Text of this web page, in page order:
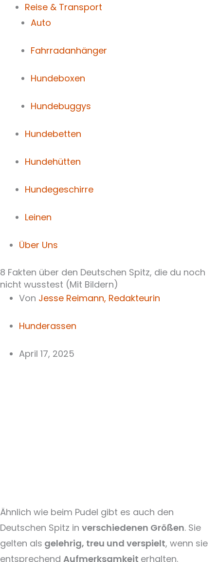
Reise & Transport
Auto
Fahrradanhänger
Hundeboxen
Hundebuggys
Hundebetten
Hundehütten
Hundegeschirre
Leinen
Über Uns
8 Fakten über den Deutschen Spitz, die du noch
nicht wusstest (Mit Bildern)
Von Jesse Reimann, Redakteurin
Hunderassen
April 17, 2025
Ähnlich wie beim Pudel gibt es auch den
Deutschen Spitz in verschiedenen Größen. Sie
gelten als gelehrig, treu und verspielt, wenn sie
entsprechend Aufmerksamkeit erhalten.